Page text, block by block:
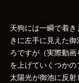
天狗には一瞬で着
きに左手に見えた
ろですが（実際動
を上げていくつかの
太陽光が御池に反